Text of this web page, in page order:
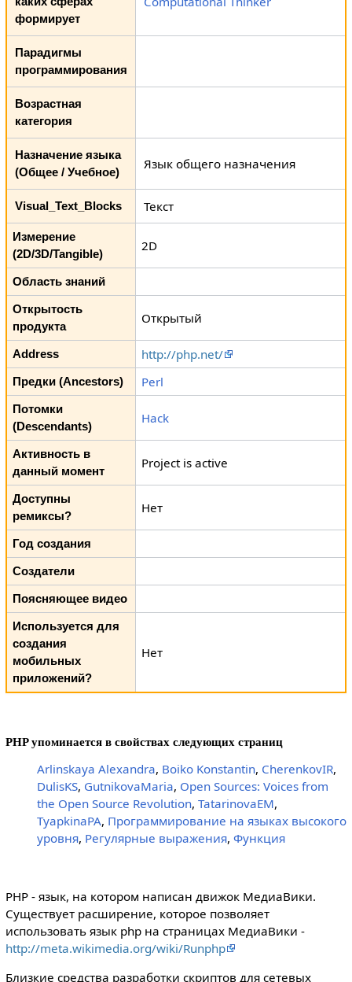
формирует
Парадигмы
программирования
Возрастная
категория
Назначение языка
(Общее / Учебное)
Язык общего назначения
Visual_Text_Blocks Текст
Измерение
(2D/3D/Tangible)
2D
Область знаний
Открытость
продукта
Открытый
Address http://php.net/
Предки (Ancestors) Perl
Потомки
(Descendants)
Hack
Активность в
данный момент
Project is active
Доступны
ремиксы?
Нет
Год создания
Создатели
Поясняющее видео
Используется для
создания
мобильных
приложений?
Нет
PHP упоминается в свойствах следующих страниц
Arlinskaya Alexandra, Boiko Konstantin, CherenkovIR,
DulisKS, GutnikovaMaria, Open Sources: Voices from
the Open Source Revolution, TatarinovaEM,
TyapkinaPA, Программирование на языках высокого
уровня, Регулярные выражения, Функция
PHP - язык, на котором написан движок МедиаВики.
Существует расширение, которое позволяет
использовать язык php на страницах МедиаВики -
http://meta.wikimedia.org/wiki/Runphp
Близкие средства разработки скриптов для сетевых